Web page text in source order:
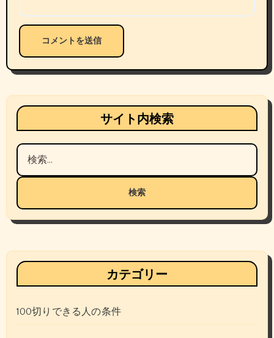
サイト内検索
検
索:
カテゴリー
100切りできる人の条件